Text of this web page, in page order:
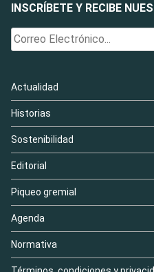
INSCRÍBETE Y RECIBE
Actualidad
Historias
Sostenibilidad
Editorial
Piqueo gremial
Agenda
Normativa